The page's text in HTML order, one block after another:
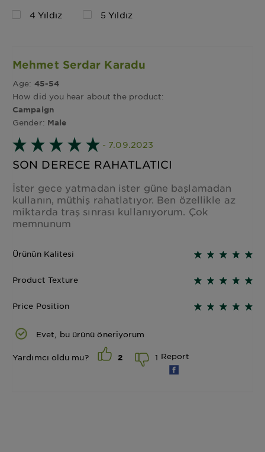
4 Yıldız
5 Yıldız
Mehmet Serdar Karadu
Age: 45-54
How did you hear about the product:
Campaign
Gender: Male
- 7.09.2023
SON DERECE RAHATLATICI
İster gece yatmadan ister güne başlamadan
kullanın, müthiş rahatlatıyor. Ben özellikle az
miktarda traş sınrası kullanıyorum. Çok
memnunum
Ürünün Kalitesi
Product Texture
Price Position
Evet, bu ürünü öneriyorum
Yardımcı oldu mu? 2 1 Report